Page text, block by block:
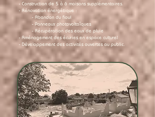
- Construction de 5 à 6 maisons supplémentaires.
- Rénovation énergétique :
- Abandon du fioul
- Panneaux photovoltaïques
- Récupération des eaux de pluie
- Aménagement des écuries en espace culturel
- Développement des activités ouvertes au public.